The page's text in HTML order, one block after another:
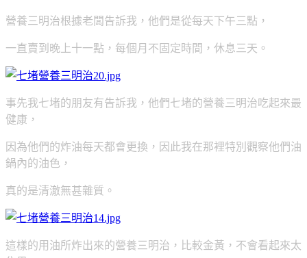
營養三明治根據老闆告訴我，他們是從每天下午三點，
一直賣到晚上十一點， 每個月不固定時間，休息三天。
事先我七堵的朋友有告訴我，他們七堵的營養三明治吃起來最
健康，
因為他們的炸油每天都會更換，因此我在那裡特別觀察他們油
鍋內的油色，
真的是清澈無甚雜質。
這樣的用油所炸出來的營養三明治，比較金黃，不會看起來太